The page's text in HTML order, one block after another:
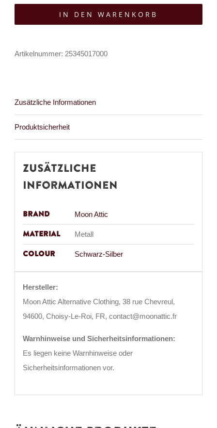
Attic
Sonnenbrille
IN DEN WARENKORB
Artikelnummer: 25345017000
Zusätzliche Informationen
Produktsicherheit
Zusätzliche
Informationen
Brand Moon Attic
Material Metall
Colour Schwarz-Silber
Hersteller:
Moon Attic Alternative Clothing, 38 rue Chevreul,
94600, Choisy-Le-Roi, FR, contact@moonattic.fr
Warnhinweise und Sicherheitsinformationen:
Es liegen keine Warnhinweise oder
Sicherheitsinformationen vor.